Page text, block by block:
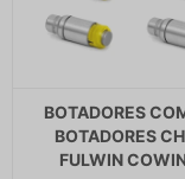
BOTADORES
BOTADORES
FULWIN